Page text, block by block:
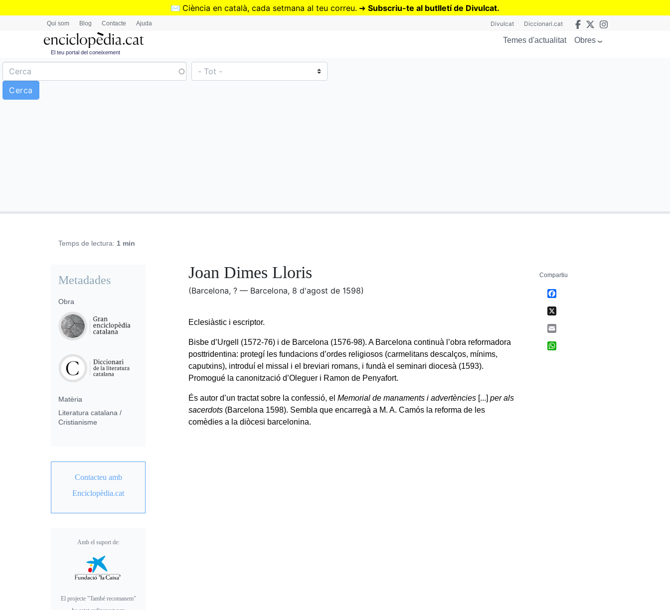
Vés
✉️ Ciència en català, cada setmana al teu correu. ➜ Subscriu-te al butlletí de Divulcat.
Qui som Blog Contacte Ajuda Divulcat Diccionari.cat
El teu portal del coneixement
Temes d'actualitat Obres
Temps de lectura: 1 min
Joan Dimes Lloris
(Barcelona, ? — Barcelona, 8 d'agost de 1598)
Eclesiàstic i escriptor.
Bisbe d’Urgell (1572-76) i de Barcelona (1576-98). A Barcelona continuà l’obra reformadora
posttridentina: protegí les fundacions d’ordes religiosos (carmelitans descalços, mínims,
caputxins), introduí el missal i el breviari romans, i fundà el seminari diocesà (1593).
Promogué la canonització d’Oleguer i Ramon de Penyafort.
És autor d’un tractat sobre la confessió, elMemorial de manaments i advertències [...] per als
sacerdots (Barcelona 1598). Sembla que encarregà a M. A. Camós la reforma de les
comèdies a la diòcesi barcelonina.
Metadades
Obra
Matèria
Literatura catalana /
Cristianisme
Contacteu amb
Enciclopèdia.cat
Amb el suport de:
El projecte "També recomanem"
Compartiu